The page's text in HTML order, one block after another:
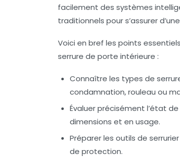
facilement des systèmes
traditionnels pour s’assurer
Voici en bref les points
serrure de porte intérieure :
Connaître les types de
condamnation, rouleau ou
Évaluer précisément l’état
dimensions et en usage.
Préparer les outils de serrurier
de protection.